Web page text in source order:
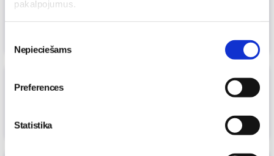
pakalpojumus.
izvēle
Nepieciešams
Preferences
Statistika
Māmiņu klubs